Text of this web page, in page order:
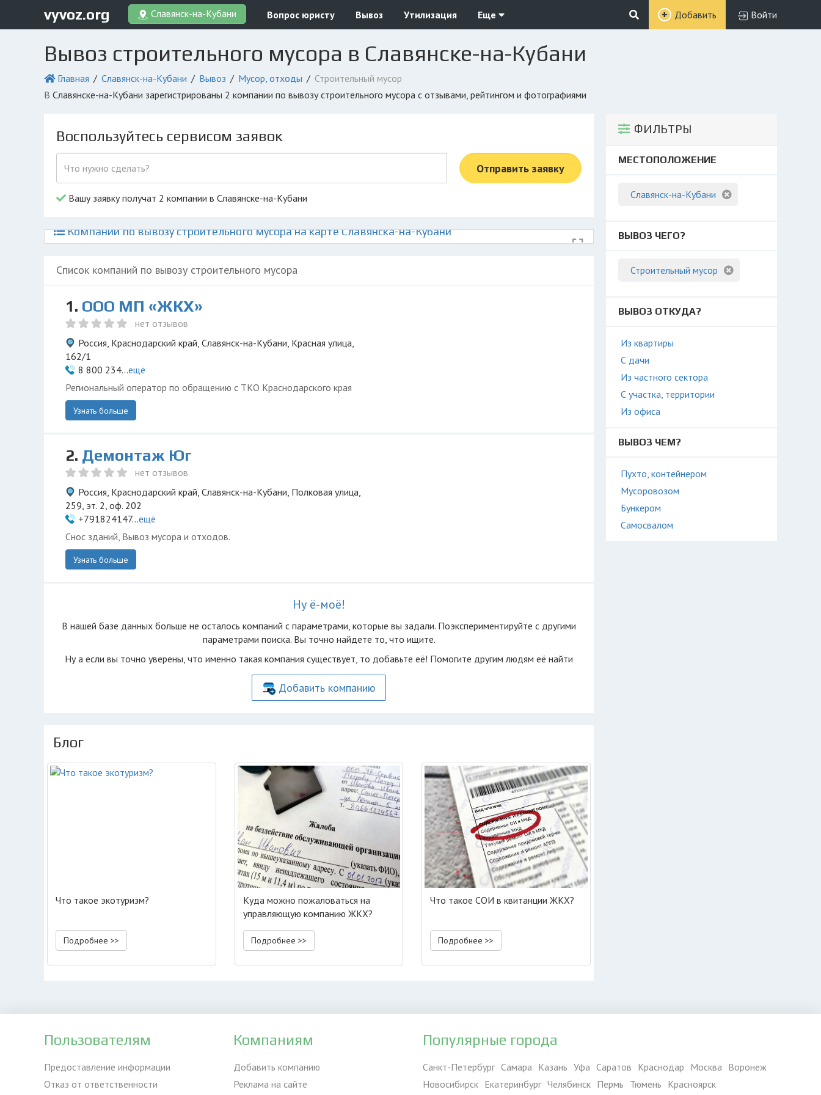
vyvoz.org Славянск-на-Кубани Вопрос юристу Вывоз Утилизация Еще Добавить Войти
Вывоз строительного мусора в Славянске-на-Кубани
Главная Славянск-на-Кубани Вывоз Мусор, отходы
Строительный мусор
в Славянске-на-Кубани зарегистрированы 2 компании по вывозу строительного мусора с отзывами, рейтингом и фотографиями
ФИЛЬТРЫ
МЕСТОПОЛОЖЕНИЕ
Славянск-на-Кубани
ВЫВОЗ ЧЕГО?
Строительный мусор
ВЫВОЗ ОТКУДА?
Из квартиры
С дачи
Из частного сектора
С участка, территории
Из офиса
ВЫВОЗ ЧЕМ?
Пухто, контейнером
Мусоровозом
Бункером
Самосвалом
Воспользуйтесь сервисом заявок
Отправить заявку
Вашу заявку получат 2 компании в Славянске-на-Кубани
Компании по вывозу строительного мусора на карте Славянска-на-Кубани
Список компаний по вывозу строительного мусора
1. ООО МП «ЖКХ»
нет отзывов
Россия, Краснодарский край, Славянск-на-Кубани, Красная улица,
162/1
8 800 234...ещё
Региональный оператор по обращению с ТКО Краснодарского края
Узнать больше
2. Демонтаж Юг
нет отзывов
Россия, Краснодарский край, Славянск-на-Кубани, Полковая улица,
259, эт. 2, оф. 202
+791824147...ещё
Снос зданий, Вывоз мусора и отходов.
Узнать больше
Ну ё-моё!
В нашей базе данных больше не осталоcь компаний с параметрами, которые вы задали. Поэкспериментируйте с другими
параметрами поиска. Вы точно найдете то, что ищите.
Ну а если вы точно уверены, что именно такая компания существует, то добавьте её! Помогите другим людям её найти
Добавить компанию
Блог
Что такое экотуризм?
Подробнее >>
Куда можно пожаловаться на
управляющую компанию ЖКХ?
Подробнее >>
Что такое СОИ в квитанции ЖКХ?
Подробнее >>
Пользователям
Предоставление информации
Отказ от ответственности
Компаниям
Добавить компанию
Реклама на сайте
Популярные города
Санкт-Петербург Самара Казань Уфа Саратов Краснодар Москва Воронеж
Новосибирск Екатеринбург Челябинск Пермь Тюмень Красноярск